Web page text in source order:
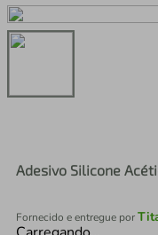
Adesivo Silicone
Fornecido e entregue por